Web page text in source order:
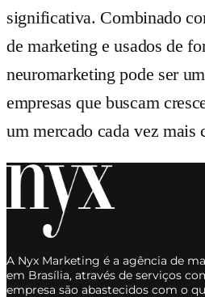
significativa. Combinado
de marketing e usados de
neuromarketing pode ser
empresas que buscam
um mercado cada vez mais
A Nyx Marketing é a agência de
em Brasília, através de serviços
empresa são abastecidos com o